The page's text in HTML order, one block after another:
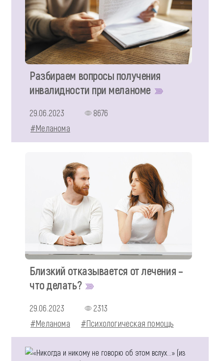
Разбираем вопросы получения
инвалидности при меланоме
29.06.2023
8676
#Меланома
Близкий отказывается от лечения –
что делать?
29.06.2023
2313
#Меланома
#Психологическая помощь